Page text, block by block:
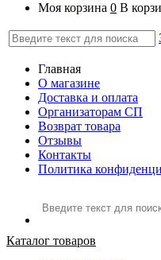
Моя корзина 0 В
Главная
О магазине
Доставка и оплата
Организаторам СП
Возврат товара
Отзывы
Контакты
Политика
Каталог товаров